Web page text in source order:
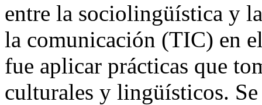
entre la sociolingüística y
la comunicación (TIC) en
fue aplicar prácticas que
culturales y lingüísticos.